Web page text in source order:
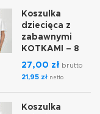
Koszulka
dziecięca z
zabawnymi
KOTKAMI – 8
27,00 zł brutto
21,95 zł netto
Koszulka